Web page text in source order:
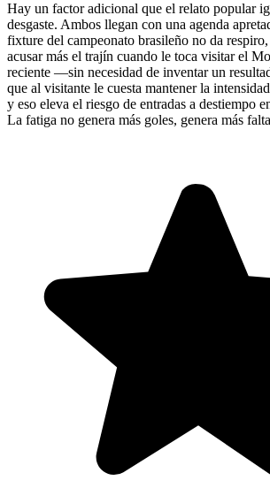
Hay un factor adicional que el relato popular
desgaste. Ambos llegan con una agenda
fixture del campeonato brasileño no da respiro,
acusar más el trajín cuando le toca visitar el
reciente —sin necesidad de inventar un
que al visitante le cuesta mantener la
y eso eleva el riesgo de entradas a destiempo
La fatiga no genera más goles, genera más